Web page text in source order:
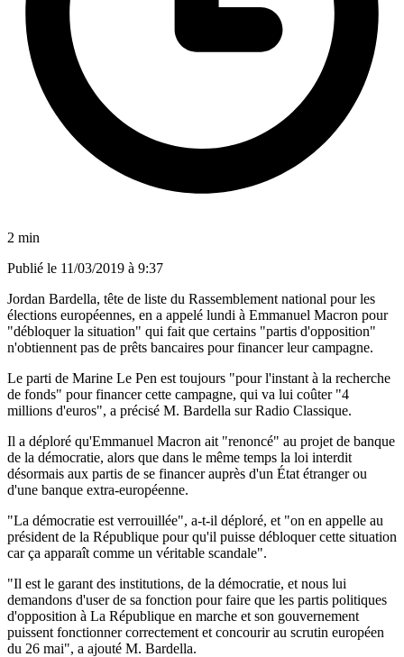
2 min
Publié le 11/03/2019 à 9:37
Jordan Bardella, tête de liste du Rassemblement national pour les
élections européennes, en a appelé lundi à Emmanuel Macron pour
"débloquer la situation" qui fait que certains "partis d'opposition"
n'obtiennent pas de prêts bancaires pour financer leur campagne.
Le parti de Marine Le Pen est toujours "pour l'instant à la recherche
de fonds" pour financer cette campagne, qui va lui coûter "4
millions d'euros", a précisé M. Bardella sur Radio Classique.
Il a déploré qu'Emmanuel Macron ait "renoncé" au projet de banque
de la démocratie, alors que dans le même temps la loi interdit
désormais aux partis de se financer auprès d'un État étranger ou
d'une banque extra-européenne.
"La démocratie est verrouillée", a-t-il déploré, et "on en appelle au
président de la République pour qu'il puisse débloquer cette situation
car ça apparaît comme un véritable scandale".
"Il est le garant des institutions, de la démocratie, et nous lui
demandons d'user de sa fonction pour faire que les partis politiques
d'opposition à La République en marche et son gouvernement
puissent fonctionner correctement et concourir au scrutin européen
du 26 mai", a ajouté M. Bardella.